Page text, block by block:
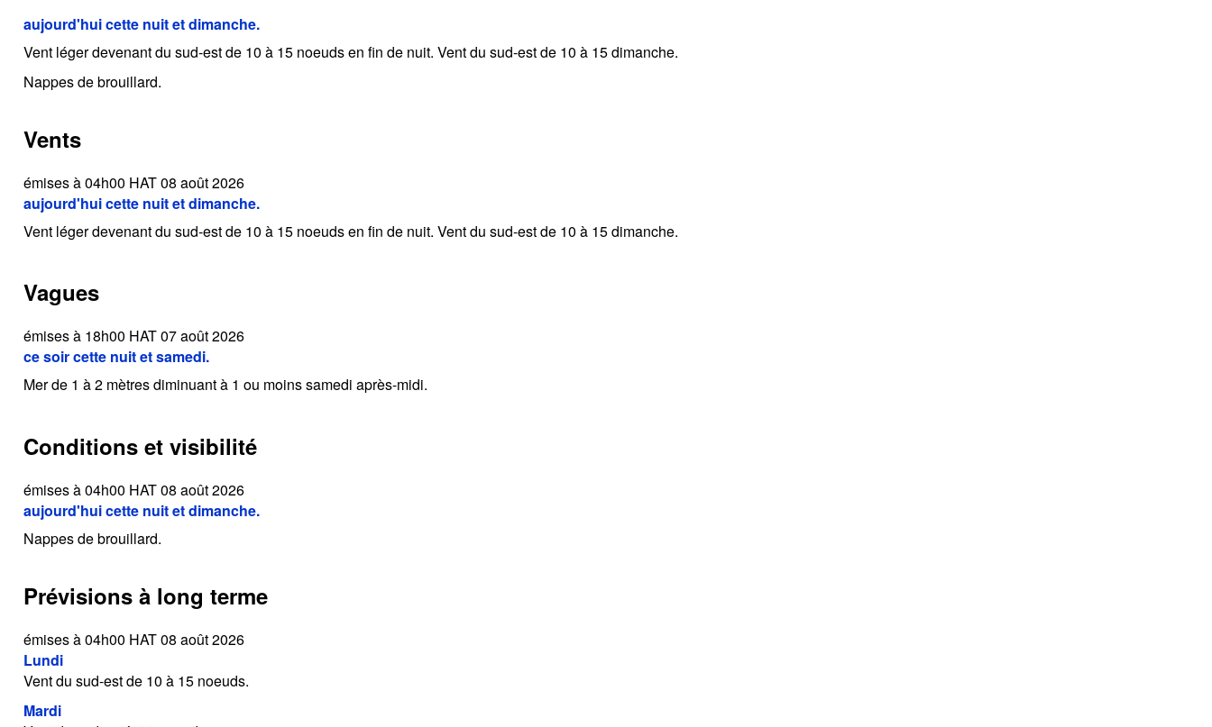
aujourd'hui cette nuit et dimanche.
Vent léger devenant du sud-est de 10 à 15 noeuds en fin de nuit. Vent du sud-est de 10 à 15 dimanche.
Nappes de brouillard.
Vents
émises à 04h00 HAT 08 août 2026
aujourd'hui cette nuit et dimanche.
Vent léger devenant du sud-est de 10 à 15 noeuds en fin de nuit. Vent du sud-est de 10 à 15 dimanche.
Vagues
émises à 18h00 HAT 07 août 2026
ce soir cette nuit et samedi.
Mer de 1 à 2 mètres diminuant à 1 ou moins samedi après-midi.
Conditions et visibilité
émises à 04h00 HAT 08 août 2026
aujourd'hui cette nuit et dimanche.
Nappes de brouillard.
Prévisions à long terme
émises à 04h00 HAT 08 août 2026
Lundi
Vent du sud-est de 10 à 15 noeuds.
Mardi